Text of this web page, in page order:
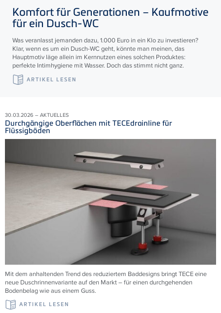
Komfort für Generationen – Kaufmotive
für ein Dusch-WC
Was veranlasst jemanden dazu, 1.000 Euro in ein Klo zu investieren?
Klar, wenn es um ein Dusch-WC geht, könnte man meinen, das
Hauptmotiv läge allein im Kernnutzen eines solchen Produktes:
perfekte Intimhygiene mit Wasser. Doch das stimmt nicht ganz.
ARTIKEL LESEN
30.03.2026 – AKTUELLES
Durchgängige Oberflächen mit TECEdrainline für
Flüssigböden
Mit dem anhaltenden Trend des reduziertem Baddesigns bringt TECE eine
neue Duschrinnenvariante auf den Markt – für einen durchgehenden
Bodenbelag wie aus einem Guss.
ARTIKEL LESEN